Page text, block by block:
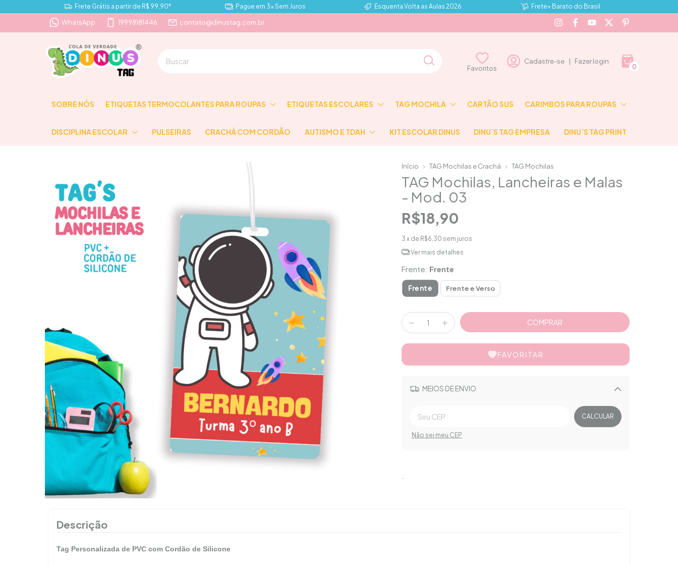
Frete Grátis a partir de R$ 99,90* Pague em 3x Sem Juros Esquenta Volta as Aulas 2026 Frete+ Barato do Brasil
WhatsApp 19998181446 contato@dinustag.com.br
⠀⠀Favoritos⠀⠀
Cadastre-se | Fazer login
0
SOBRE NÓS ETIQUETAS TERMOCOLANTES PARA ROUPAS ETIQUETAS ESCOLARES TAG MOCHILA CARTÃO SUS CARIMBOS PARA ROUPAS
DISCIPLINA ESCOLAR PULSEIRAS CRACHÁ COM CORDÃO AUTISMO E TDAH KIT ESCOLAR DINUS DINU´S TAG EMPRESA DINU´S TAG PRINT
Início TAG Mochilas e Crachá TAG Mochilas
TAG Mochilas, Lancheiras e Malas
- Mod. 03
R$18,90
3 x de R$6,30 sem juros
Ver mais detalhes
Frente: Frente
Frente Frente e Verso
FAVORITAR
MEIOS DE ENVIO
Alterar CEP
CALCULAR
Não sei meu CEP
Descrição
Tag Personalizada de PVC com Cordão de Silicone